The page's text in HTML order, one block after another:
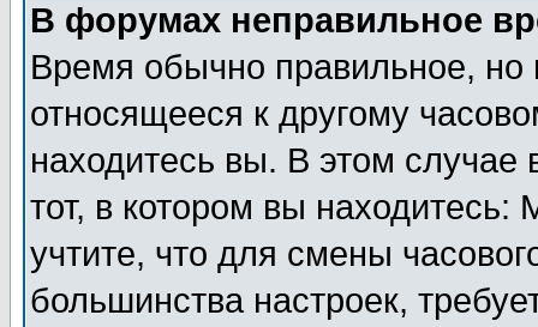
В форумах неправильное
Время обычно правильное,
относящееся к другому
находитесь вы. В этом
тот, в котором вы
учтите, что для смены
большинства настроек,